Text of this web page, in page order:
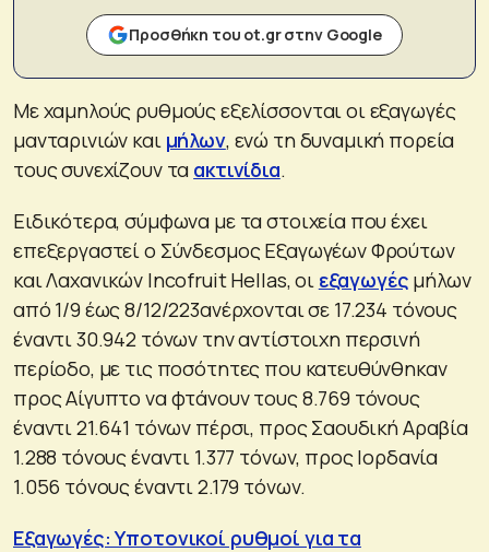
Προσθήκη του ot.gr στην Google
Με χαμηλούς ρυθμούς εξελίσσονται οι εξαγωγές
μανταρινιών και μήλων, ενώ τη δυναμική πορεία
τους συνεχίζουν τα ακτινίδια.
Ειδικότερα, σύμφωνα με τα στοιχεία που έχει
επεξεργαστεί ο Σύνδεσμος Εξαγωγέων Φρούτων
και Λαχανικών Incofruit Hellas, οι εξαγωγές μήλων
από 1/9 έως 8/12/223ανέρχονται σε 17.234 τόνους
έναντι 30.942 τόνων την αντίστοιχη περσινή
περίοδο, με τις ποσότητες που κατευθύνθηκαν
προς Αίγυπτο να φτάνουν τους 8.769 τόνους
έναντι 21.641 τόνων πέρσι, προς Σαουδική Αραβία
1.288 τόνους έναντι 1.377 τόνων, προς Ιορδανία
1.056 τόνους έναντι 2.179 τόνων.
Εξαγωγές: Υποτονικοί ρυθμοί για τα